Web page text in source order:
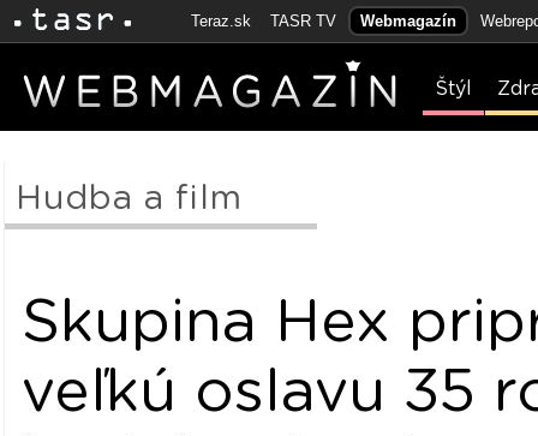
Teraz.sk TASR TV Webmagazín
Štýl
Hudba a film
Skupina Hex
veľkú oslavu 35